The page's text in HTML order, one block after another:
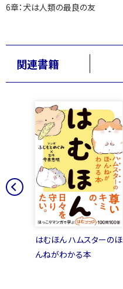
6章：犬は人類の最良の友
関連書籍
はむほん ハムスターのほ
んねがわかる本